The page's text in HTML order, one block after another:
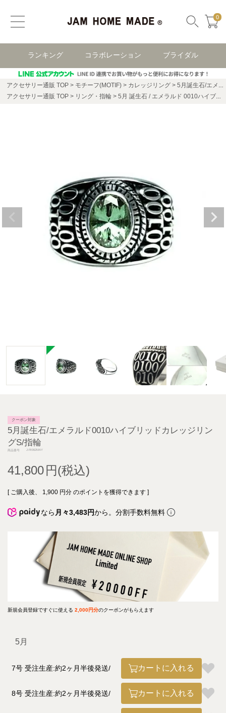
0
ランキング コラボレーション ブライダル
アクセサリー通販 TOP モチーフ(MOTIF) カレッジリング
5月誕生石/エメラルド0010ハイブリッドカレッジリングS/指輪
アクセサリー通販 TOP
リング・指輪 5月 誕生石 / エメラルド 0010ハイブリッド カレッジリング S / 指輪
クーポン対象
5月誕生石/エメラルド0010ハイブリッドカレッジリン
グS/指輪
商品番号 J-RI062MAY
41,800
[ ご購入後、 1,900 円分 のポイントを獲得できます ]
なら 月々3,483円から。分割手数料無料
新規会員登録ですぐに使える 2,000円分のクーポンがもらえます
5月
7号 受注生産:約2ヶ月半後発送 カートに入れる
8号 受注生産:約2ヶ月半後発送 カートに入れる